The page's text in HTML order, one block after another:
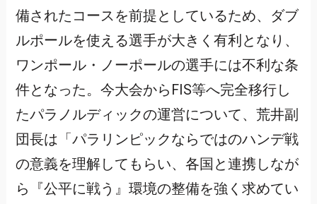
備されたコースを前提としているため、ダブ
ルポールを使える選手が大きく有利となり、
ワンポール・ノーポールの選手には不利な条
件となった。今大会からFIS等へ完全移行し
たパラノルディックの運営について、荒井副
団長は「パラリンピックならではのハンデ戦
の意義を理解してもらい、各国と連携しなが
ら『公平に戦う』環境の整備を強く求めてい